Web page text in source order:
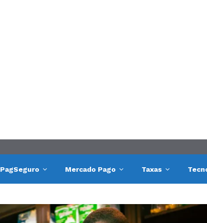
PagSeguro Mercado Pago Taxas